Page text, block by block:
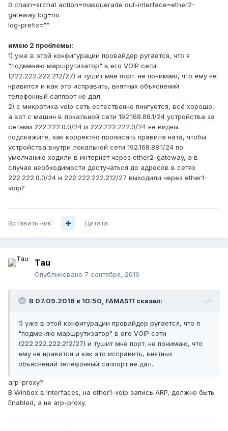
0 chain=srcnat action=masquerade out-interface=ether2-
gateway log=no
log-prefix=""
имею 2 проблемы:
1) уже в этой конфигурации провайдер ругается, что я
"подменяю маршрутизатор" в его VOIP сети
(222.222.222.212/27) и тушит мне порт. не понимаю, что ему не
нравится и как это исправить, внятных объяснений
телефонный саппорт не дал.
2) с микротика voip сеть естественно пингуется, всё хорошо,
а вот с машин в локальной сети 192.168.88.1/24 устройства за
сетями 222.222.0.0/24 и 222.222.222.0/24 не видны.
подскажите, как корректно прописать правила ната, чтобы
устройства внутри локальной сети 192.168.88.1/24 по
умолчанию ходили в интернет через ether2-gateway, а в
случае необходимости достучаться до адресов в сетях
222.222.0.0/24 и 222.222.222.212/27 выходили через ether1-
voip?
Вставить ник Цитата
Tau
Опубликовано 7 сентября, 2016
В 07.09.2016 в 10:50, FAMAS11 сказал:
1) уже в этой конфигурации провайдер ругается, что я
"подменяю маршрутизатор" в его VOIP сети
(222.222.222.212/27) и тушит мне порт. не понимаю, что
ему не нравится и как это исправить, внятных
объяснений телефонный саппорт не дал.
arp-proxy?
В Winbox в Interfaces, на ether1-voip запись ARP, должно быть
Enabled, а не arp-proxy.